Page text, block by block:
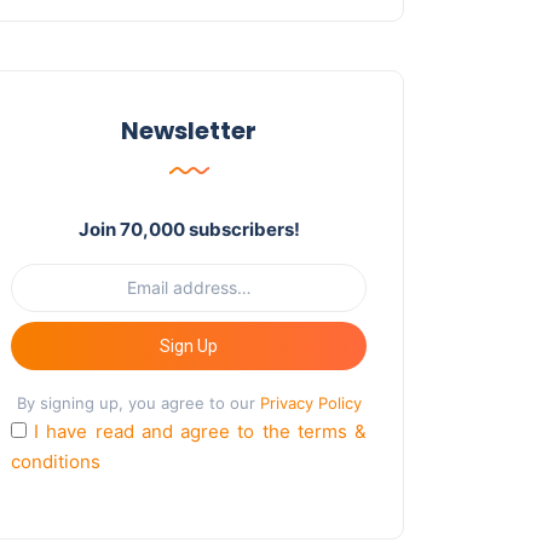
Newsletter
Join 70,000 subscribers!
Sign Up
By signing up, you agree to our Privacy Policy
I have read and agree to the terms &
conditions